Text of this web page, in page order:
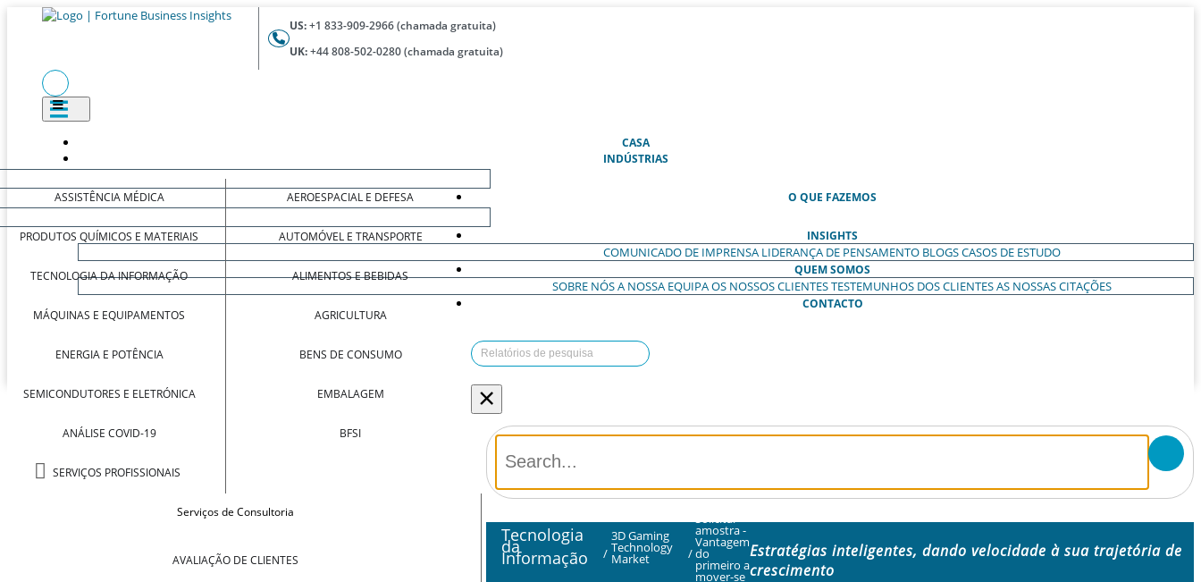
US:+1 833-909-2966 (chamada gratuita)
UK:+44 808-502-0280 (chamada gratuita)
CASA(ATUAL)
INDÚSTRIAS
ASSISTÊNCIA MÉDICA
PRODUTOS QUÍMICOS E MATERIAIS
TECNOLOGIA DA INFORMAÇÃO
MÁQUINAS E EQUIPAMENTOS
ENERGIA E POTÊNCIA
SEMICONDUTORES E ELETRÓNICA
ANÁLISE COVID-19
SERVIÇOS PROFISSIONAIS
AEROESPACIAL E DEFESA
AUTOMÓVEL E TRANSPORTE
ALIMENTOS E BEBIDAS
AGRICULTURA
BENS DE CONSUMO
EMBALAGEM
BFSI
O QUE FAZEMOS
Serviços de Consultoria
AVALIAÇÃO DE CLIENTES
INSIGHTS
COMUNICADO DE IMPRENSA LIDERANÇA DE PENSAMENTO BLOGSCASOS DE ESTUDO
QUEM SOMOS
SOBRE NÓSA NOSSA EQUIPAOS NOSSOS CLIENTESTESTEMUNHOS DOS CLIENTESAS NOSSAS CITAÇÕES
CONTACTO
×
Tecnologia
da
Informação /
3D Gaming
Technology
Market /
Solicitar
amostra -
Vantagem
do
primeiro a
mover-se
Estratégias inteligentes, dando velocidade à sua trajetória de
crescimento